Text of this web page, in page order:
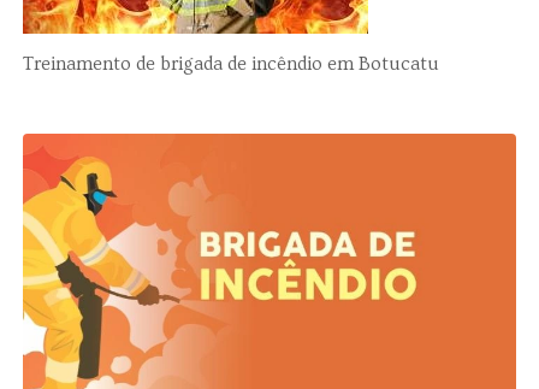
Treinamento de brigada de incêndio em Botucatu